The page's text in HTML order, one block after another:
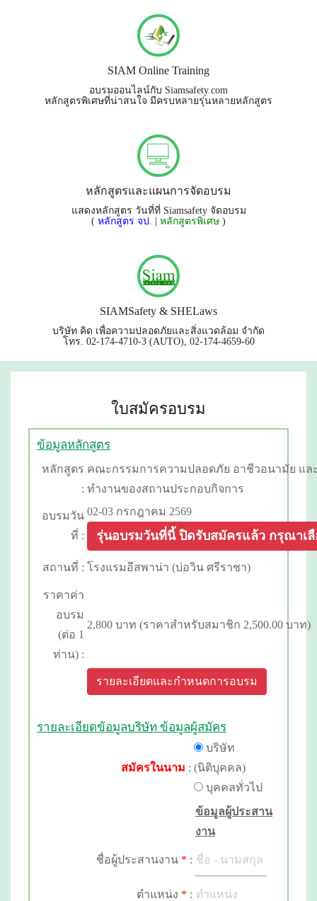
SIAM Online Training
อบรมออนไลน์กับ Siamsafety.com
หลักสูตรพิเศษที่น่าสนใจ มีครบหลายรุ่นหลายหลักสูตร
หลักสูตรและแผนการจัดอบรม
แสดงหลักสูตร วันที่ที่ Siamsafety จัดอบรม
( หลักสูตร จป. หลักสูตรพิเศษ )
SIAMSafety & SHELaws
บริษัท คิด เพื่อความปลอดภัยและสิ่งแวดล้อม จำกัด
โทร. 02-174-4710-3 (AUTO), 02-174-4659-60
ใบสมัครอบรม
ข้อมูลหลักสูตร
หลักสูตร
:
คณะกรรมการความปลอดภัย อาชีวอนามัย แล
ทำงานของสถานประกอบกิจการ
อบรมวัน
ที่ :
02-03 กรกฎาคม 2569
รุ่นอบรมวันที่นี้ ปิดรับสมัครแล้ว กรุณาเ
สถานที่ : โรงแรมอีสพาน่า (บ่อวิน ศรีราชา)
ราคาค่า
อบรม
(ต่อ 1
ท่าน) :
2,800 บาท (ราคาสำหรับสมาชิก 2,500.00 บาท)
รายละเอียดและกำหนดการอบรม
รายละเอียดข้อมูลบริษัท ข้อมูลผู้สมัคร
สมัครในนาม :
บริษัท
(นิติบุคคล)
บุคคลทั่วไป
ข้อมูลผู้ประสาน
งาน
ชื่อผู้ประสานงาน * :
ตำแหน่ง * :